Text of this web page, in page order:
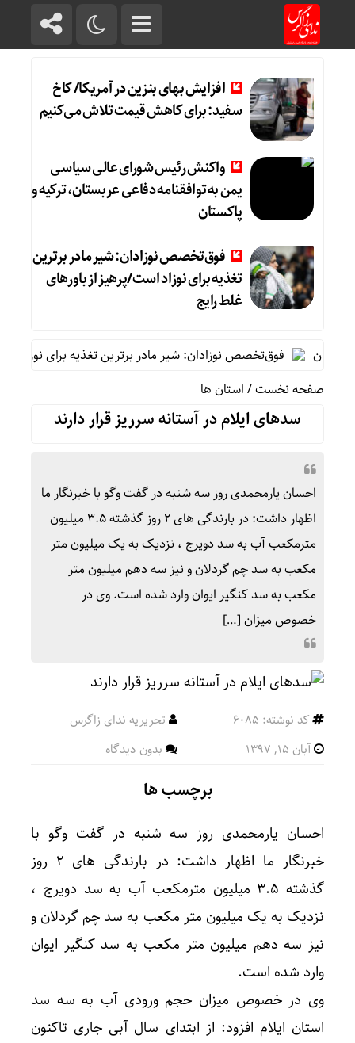
افزایش بهای بنزین در آمریکا/ کاخ
سفید: برای کاهش قیمت تلاش می‌کنیم
واکنش رئیس شورای عالی سیاسی
یمن به توافقنامه دفاعی عربستان، ترکیه و
پاکستان
فوق‌تخصص نوزادان: شیر مادر برترین
تغذیه برای نوزاد است/پرهیز از باورهای
غلط رایج
فوق‌تخصص نوزادان: شیر مادر برترین تغذیه برای نوزاد است/
صفحه نخست/استان ها
سدهای ایلام در آستانه سرریز قرار دارند
احسان یارمحمدی روز سه شنبه در گفت وگو با خبرنگار ما
اظهار داشت: در بارندگی های ۲ روز گذشته ۳.۵ میلیون
مترمکعب آب به سد دویرج ، نزدیک به یک میلیون متر
مکعب به سد چم گردلان و نیز سه دهم میلیون متر
مکعب به سد کنگیر ایوان وارد شده است. وی در
خصوص میزان […]
کد نوشته: 6085
تحریریه ندای زاگرس
آبان ۱۵, ۱۳۹۷
بدون دیدگاه
برچسب ها
احسان یارمحمدی روز سه شنبه در گفت وگو با
خبرنگار ما اظهار داشت: در بارندگی های ۲ روز
گذشته ۳.۵ میلیون مترمکعب آب به سد دویرج ،
نزدیک به یک میلیون متر مکعب به سد چم گردلان و
نیز سه دهم میلیون متر مکعب به سد کنگیر ایوان
وارد شده است.
وی در خصوص میزان حجم ورودی آب به سه سد
استان ایلام افزود: از ابتدای سال آبی جاری تاکنون